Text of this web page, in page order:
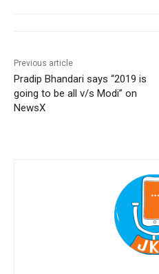
Previous article
Pradip Bhandari says “2019 is
going to be all v/s Modi” on
NewsX